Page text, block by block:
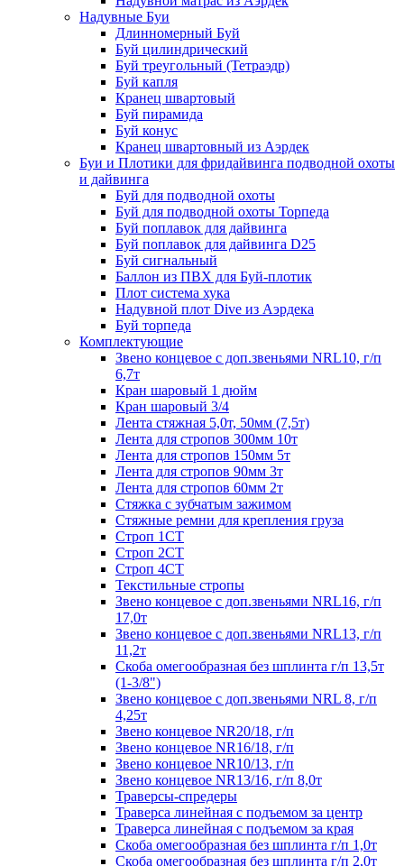
Надувные Буи
Длинномерный Буй
Буй цилиндрический
Буй треугольный (Тетраэдр)
Буй капля
Кранец швартовый
Буй пирамида
Буй конус
Кранец швартовный из Аэрдек
Буи и Плотики для фридайвинга подводной охоты
и дайвинга
Буй для подводной охоты
Буй для подводной охоты Торпеда
Буй поплавок для дайвинга
Буй поплавок для дайвинга D25
Буй сигнальный
Баллон из ПВХ для Буй-плотик
Плот система хука
Надувной плот Dive из Аэрдека
Буй торпеда
Комплектующие
Звено концевое с доп.звеньями NRL10, г/п
6,7т
Кран шаровый 1 дюйм
Кран шаровый 3/4
Лента стяжная 5,0т, 50мм (7,5т)
Лента для стропов 300мм 10т
Лента для стропов 150мм 5т
Лента для стропов 90мм 3т
Лента для стропов 60мм 2т
Стяжка с зубчатым зажимом
Стяжные ремни для крепления груза
Строп 1СТ
Строп 2СТ
Строп 4СТ
Текстильные стропы
Звено концевое с доп.звеньями NRL16, г/п
17,0т
Звено концевое с доп.звеньями NRL13, г/п
11,2т
Скоба омегообразная без шплинта г/п 13,5т
(1-3/8")
Звено концевое с доп.звеньями NRL 8, г/п
4,25т
Звено концевое NR20/18, г/п
Звено концевое NR16/18, г/п
Звено концевое NR10/13, г/п
Звено концевое NR13/16, г/п 8,0т
Траверсы-спредеры
Траверса линейная с подъемом за центр
Траверса линейная с подъемом за края
Скоба омегообразная без шплинта г/п 1,0т
Скоба омегообразная без шплинта г/п 2,0т